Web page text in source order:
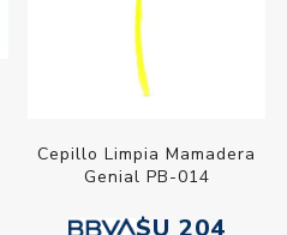
Cepillo Limpia Mamadera
Genial PB-014
$U 204